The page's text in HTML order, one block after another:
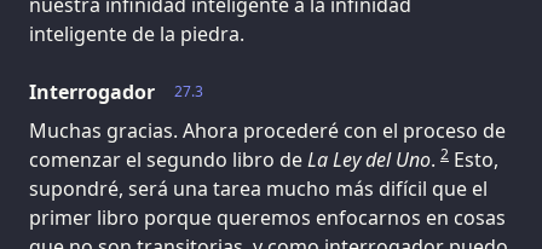
inteligente de la piedra.
27.3
Interrogador
Muchas gracias. Ahora procederé con el proceso de
comenzar el segundo libro deLa Ley del Uno. 2 Esto,
supondré, será una tarea mucho más difícil que el
primer libro porque queremos enfocarnos en cosas